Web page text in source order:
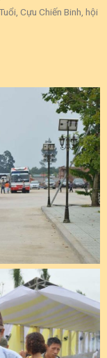
Cựu Chiến Binh, hội